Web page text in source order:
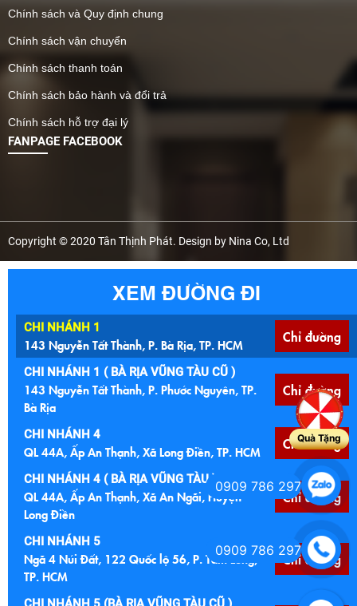
Chính sách và Quy định chung
Chính sách vận chuyển
Chính sách thanh toán
Chính sách bảo hành và đổi trả
Chính sách hỗ trợ đại lý
FANPAGE FACEBOOK
Copyright © 2020 Tân Thịnh Phát. Design by Nina Co, Ltd
XEM ĐƯỜNG ĐI
CHI NHÁNH 1
143 Nguyễn Tất Thành, P. Bà Rịa, TP. HCM Chỉ đường
CHI NHÁNH 1 ( BÀ RỊA VŨNG TÀU CŨ )
143 Nguyễn Tất Thành, P. Phước Nguyên, TP.
Bà Rịa
Chỉ đường
CHI NHÁNH 4
QL 44A, Ấp An Thạnh, Xã Long Điền, TP. HCM Chỉ đường
CHI NHÁNH 4 ( BÀ RỊA VŨNG TÀU )
QL 44A, Ấp An Thạnh, Xã An Ngãi, Huyện
Long Điền
Chỉ đường
CHI NHÁNH 5
Ngã 4 Núi Đất, 122 Quốc lộ 56, P. Tam Long,
TP. HCM
Chỉ đường
Quà Tặng
0909 786 297
0909 786 297